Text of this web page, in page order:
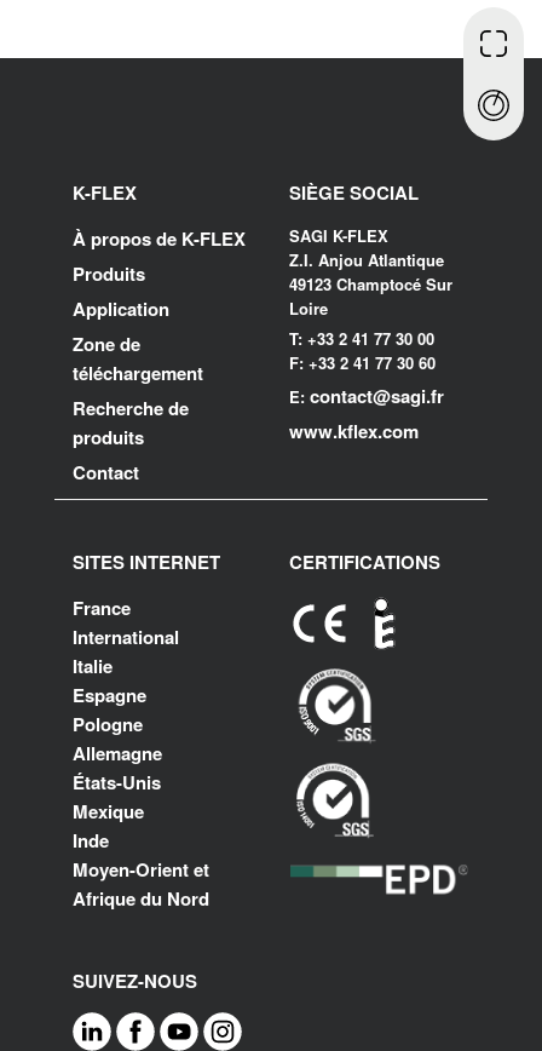
K-FLEX
À propos de K-FLEX
Produits
Application
Zone de
téléchargement
Recherche de
produits
Contact
SIÈGE SOCIAL
SAGI K-FLEX
Z.I. Anjou Atlantique
49123 Champtocé Sur
Loire
T: +33 2 41 77 30 00
F: +33 2 41 77 30 60
E: contact@sagi.fr
www.kflex.com
SITES INTERNET
France
International
Italie
Espagne
Pologne
Allemagne
États-Unis
Mexique
Inde
Moyen-Orient et
Afrique du Nord
CERTIFICATIONS
SUIVEZ-NOUS